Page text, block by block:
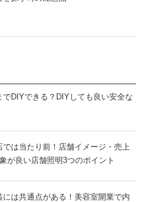
でDIYできる？DIYしても良い安全な
では当たり前！店舗イメージ・売上
が良い店舗照明3つのポイント
には共通点がある！美容室開業で内